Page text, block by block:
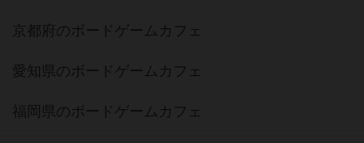
京都府のボードゲームカフェ
愛知県のボードゲームカフェ
福岡県のボードゲームカフェ